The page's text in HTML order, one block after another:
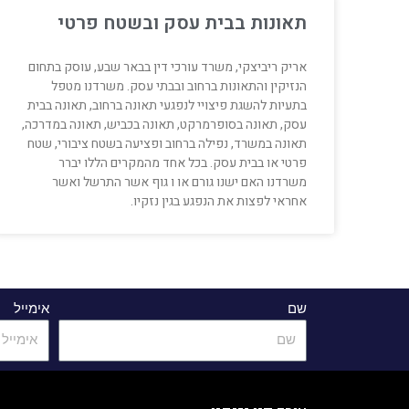
תאונות בבית עסק ובשטח פרטי
אריק ריביצקי, משרד עורכי דין בבאר שבע, עוסק בתחום
הנזיקין והתאונות ברחוב ובבתי עסק. משרדנו מטפל
בתעיות להשגת פיצויי לנפגעי תאונה ברחוב, תאונה בבית
עסק, תאונה בסופרמרקט, תאונה בכביש, תאונה במדרכה,
תאונה במשרד, נפילה ברחוב ופציעה בשטח ציבורי, שטח
פרטי או בבית עסק. בכל אחד מהמקרים הללו יברר
משרדנו האם ישנו גורם או ו גוף אשר התרשל ואשר
אחראי לפצות את הנפגע בגין נזקיו.
שם אימייל